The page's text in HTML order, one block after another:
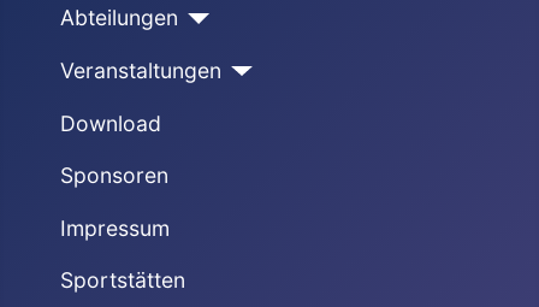
Abteilungen
Veranstaltungen
Download
Sponsoren
Impressum
Sportstätten